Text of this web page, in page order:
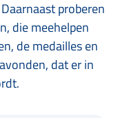
proberen
die meehelpen
de medailles en
dat er in